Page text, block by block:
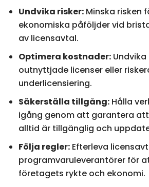
Undvika risker: Minska risken
ekonomiska påföljder vid
av licensavtal.
Optimera kostnader:
outnyttjade licenser eller
underlicensiering.
Säkerställa tillgång: Hålla
igång genom att garantera
alltid är tillgänglig och
Följa regler: Efterleva
programvaruleverantörer för
företagets rykte och ekonomi.